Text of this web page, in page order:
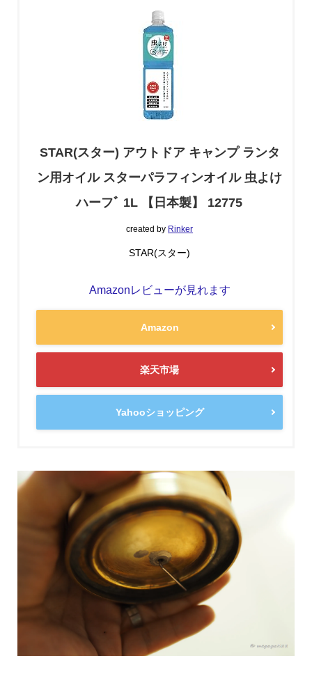
STAR(スター) アウトドア キャンプ ランタ
ン用オイル スターパラフィンオイル 虫よけ
ハーフﾞ 1L 【日本製】 12775
created by Rinker
STAR(スター)
Amazonレビューが見れます
Amazon
楽天市場
Yahooショッピング